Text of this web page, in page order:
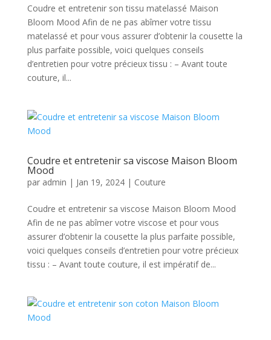
Coudre et entretenir son tissu matelassé Maison
Bloom Mood Afin de ne pas abîmer votre tissu
matelassé et pour vous assurer d’obtenir la cousette la
plus parfaite possible, voici quelques conseils
d’entretien pour votre précieux tissu : – Avant toute
couture, il...
Coudre et entretenir sa viscose Maison Bloom
Mood
par admin | Jan 19, 2024| Couture
Coudre et entretenir sa viscose Maison Bloom Mood
Afin de ne pas abîmer votre viscose et pour vous
assurer d’obtenir la cousette la plus parfaite possible,
voici quelques conseils d’entretien pour votre précieux
tissu : – Avant toute couture, il est impératif de...